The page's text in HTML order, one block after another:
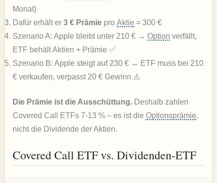
Monat)
Dafür erhält er 3 € Prämiepro Aktie = 300 €
Szenario A: Apple bleibt unter 210 € → Option verfällt,
ETF behält Aktien + Prämie ✅
Szenario B: Apple steigt auf 230 € → ETF muss bei 210
€ verkaufen, verpasst 20 € Gewinn ⚠️
Die Prämie ist die Ausschüttung.Deshalb zahlen
Covered Call ETFs 7-13 % – es ist die Optionsprämie,
nicht die Dividende der Aktien.
Covered Call ETF vs. Dividenden-ETF